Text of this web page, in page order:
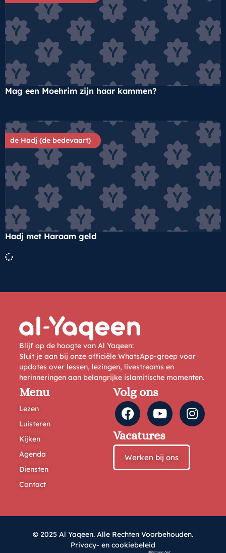
Mag een Moehrim zijn haar kammen?
de Hadj (de bedevaart)
Hadj met Haraam geld
Blijf op de hoogte van Al Yaqeen:
Sluit je aan bij onze officiële WhatsApp-groep voor
updates over lessen, lezingen, livestreams en
herinneringen aan belangrijke islamitische momenten.
Menu
Lezen
Luisteren
Kijken
Agenda
Diensten
Contact
Volg ons
Vacatures
Werken bij ons
© 2025 Al Yaqeen. Alle Rechten Voorbehouden.
Privacy- en cookiebeleid